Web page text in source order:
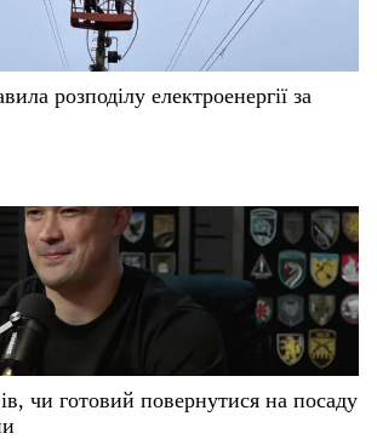
розподілу електроенергії за
чи готовий повернутися на посаду